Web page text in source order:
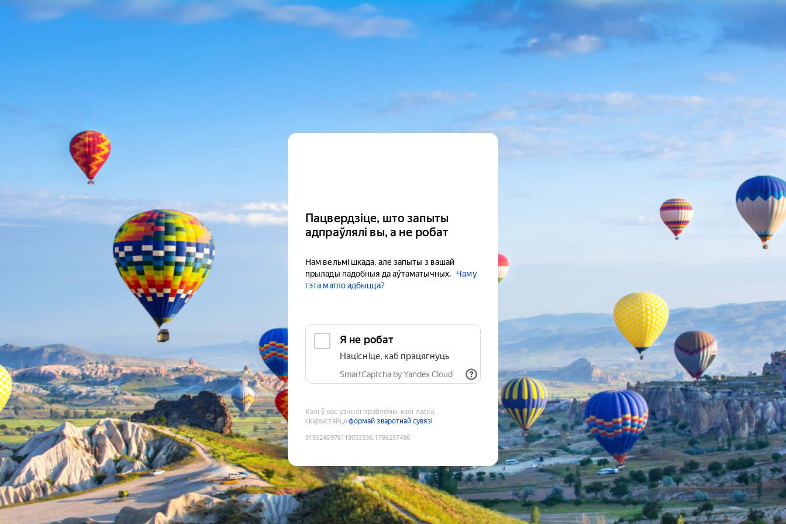
Пацвердзіце, што запыты
адпраўлялі вы, а не робат
Нам вельмі шкада, але запыты з вашай
прылады падобныя да аўтаматычных.
Чаму
гэта магло адбыцца?
Я не робат
Націсніце, каб працягнуць
SmartCaptcha by Yandex Cloud
Калі ў вас узніклі праблемы, калі ласка,
скарыстайцеформай зваротнай сувязі
9193246976119053336:1786257496